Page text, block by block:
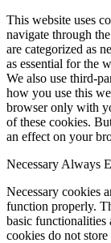
This website uses
navigate through
are categorized as
as essential for the
We also use third-
how you use this
browser only with
of these cookies.
an effect on your
Necessary Always
Necessary cookies
function properly.
basic functionalities
cookies do not